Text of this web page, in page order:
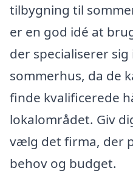
tilbygning til
er en god idé at
der specialiserer
sommerhus, da de
finde kvalificerede
lokalområdet. Giv
vælg det firma, der
behov og budget.